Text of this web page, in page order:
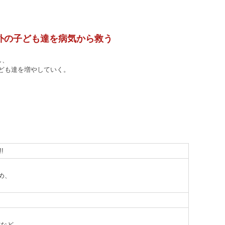
子ども達を病気から救う
達を増やしていく。